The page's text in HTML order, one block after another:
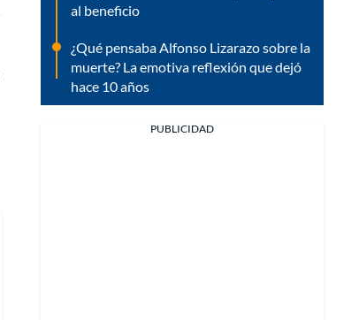
al beneficio
¿Qué pensaba Alfonso Lizarazo sobre la
muerte? La emotiva reflexión que dejó
hace 10 años
PUBLICIDAD